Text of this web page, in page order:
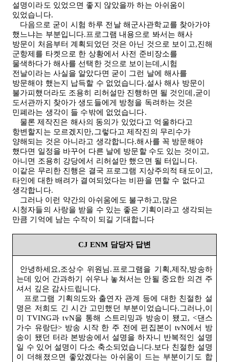
설명이라도 있었으면 좋지 않았을까 하는 아쉬움이
있었습니다.
다음으로 굳이 시험 하루 전날 해군사관학교를 찾아가야
했느냐는 부분입니다.프로그램 내용으로 봐서는 해사
방문이 처음부터 계획되었던 것은 아닌 것으로 보이고,진해
군항제를 타켓으로 한 상황에서 사전 준비장소를
물색하다가 해사를 선택한 것으로 보이는데,시험
전날이라는 사실을 알았다면 굳이 그런 날에 해사를
방문해야 했는지 납득할 수 없었습니다.설사 해사 방문이
불가피했더라도 조용히 리허설만 진행하면 될 것인데,굳이
도서관까지 찾아가 생도들에게 방청을 독려하는 것은
민폐라는 생각이 들 수밖에 없었습니다.
물론 제작진은 해사의 동의가 있었다고 억울하다고
항변할지는 모르겠지만,그렇다고 제작진의 무리수가
양해되는 것은 아니라고 생각합니다.해사를 꼭 방문해야
했다면 일정을 바꾸어 다른 날에 방문할 수도 있는 것이고,
아니면 조용히 강당에서 리허설만 했으면 될 터입니다.
이같은 무리한 진행은 결국 프로그램 지상주의적 태도이고,
타인에 대한 배려가 결여되었다는 비판을 면할 수 없다고
생각합니다.
그러나 이런 약간의 아쉬움에도 불구하고,많은
시청자들의 사랑을 받을 수 있는 좋은 기획이라고 생각되는
만큼 기억에 남는 수작이 되길 기대합니다
CJ ENM 담당자 답변
안녕하세요,조상수 위원님.프로그램을 기획,제작,방송하
는데 있어 간과하기 쉬우나 놓쳐서는 안될 중요한 의견 주
셔서 깊은 감사드립니다.
프로그램 기획의도와 출연자 관계 등에 대한 친절한 설
명은 저희도 긴 시간 고민했던 부분이었습니다.그러나,이
미
TVING과 tvN을 통해 스트리밍과 방송이 됐고, <댄스
가수 유랑단> 방송 시작 한 주 전에 편집본이
tvN에서 방
송이 됐던 터라 본방송에서 설명을 하자니 반복적인 설명
일 수 있어 설명이 다소 축소되었습니다.보다 친절한 설명
이 더해졌으면 좋았겠다는 아쉬움이 드는 부분이기도 합